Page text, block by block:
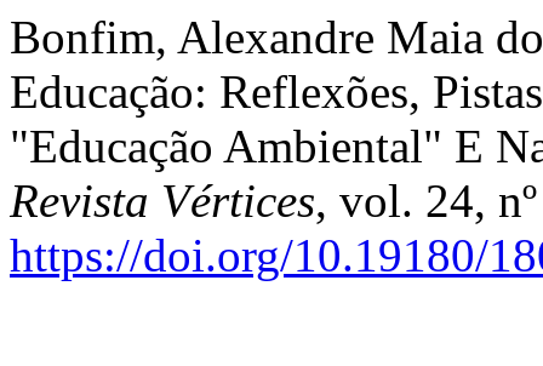
Bonfim, Alexandre Maia
Educação: Reflexões,
"Educação Ambiental" E
Revista Vértices, vol. 24,
https://doi.org/10.19180/